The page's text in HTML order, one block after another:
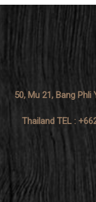
50, Mu 21, Bang
Thailand TEL :